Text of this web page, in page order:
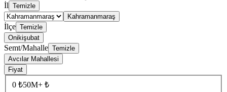
İl Temizle
Kahramanmaraş
İlçe Temizle
Onikişubat
Semt/Mahalle Temizle
Avcılar Mahallesi
Fiyat
0 ₺50M+ ₺